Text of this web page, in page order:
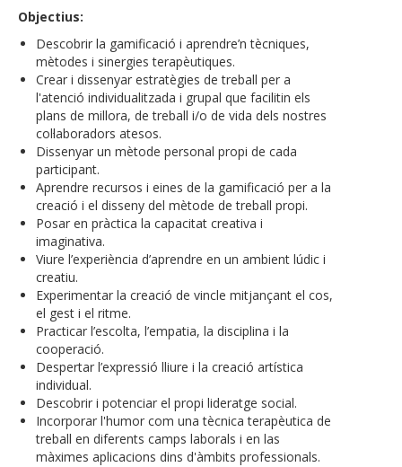
Objectius:
Descobrir la gamificació i aprendre’n tècniques,
mètodes i sinergies terapèutiques.
Crear i dissenyar estratègies de treball per a
l'atenció individualitzada i grupal que facilitin els
plans de millora, de treball i/o de vida dels nostres
col·laboradors atesos.
Dissenyar un mètode personal propi de cada
participant.
Aprendre recursos i eines de la gamificació per a la
creació i el disseny del mètode de treball propi.
Posar en pràctica la capacitat creativa i
imaginativa.
Viure l’experiència d’aprendre en un ambient lúdic i
creatiu.
Experimentar la creació de vincle mitjançant el cos,
el gest i el ritme.
Practicar l’escolta, l’empatia, la disciplina i la
cooperació.
Despertar l’expressió lliure i la creació artística
individual.
Descobrir i potenciar el propi lideratge social.
Incorporar l'humor com una tècnica terapèutica de
treball en diferents camps laborals i en las
màximes aplicacions dins d'àmbits professionals.